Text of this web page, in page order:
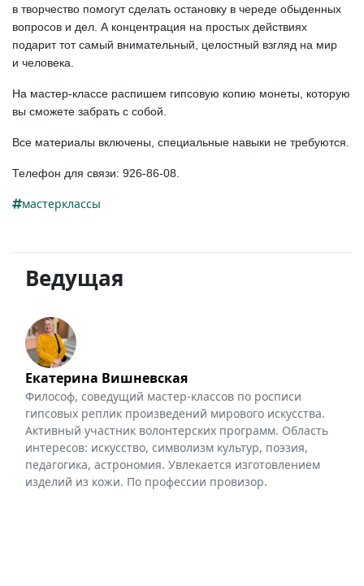
в творчество помогут сделать остановку в череде обыденных
вопросов и дел. А концентрация на простых действиях
подарит тот самый внимательный, целостный взгляд на мир
и человека.
На мастер-классе распишем гипсовую копию монеты, которую
вы сможете забрать с собой.
Все материалы включены, специальные навыки не требуются.
Телефон для связи: 926-86-08.
мастерклассы
Ведущая
Екатерина Вишневская
Философ, соведущий мастер-классов по росписи
гипсовых реплик произведений мирового искусства.
Активный участник волонтерских программ. Область
интересов: искусство, символизм культур, поэзия,
педагогика, астрономия. Увлекается изготовлением
изделий из кожи. По профессии провизор.